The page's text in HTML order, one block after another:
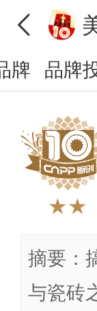
牌 品牌
★★
摘要：
与瓷砖